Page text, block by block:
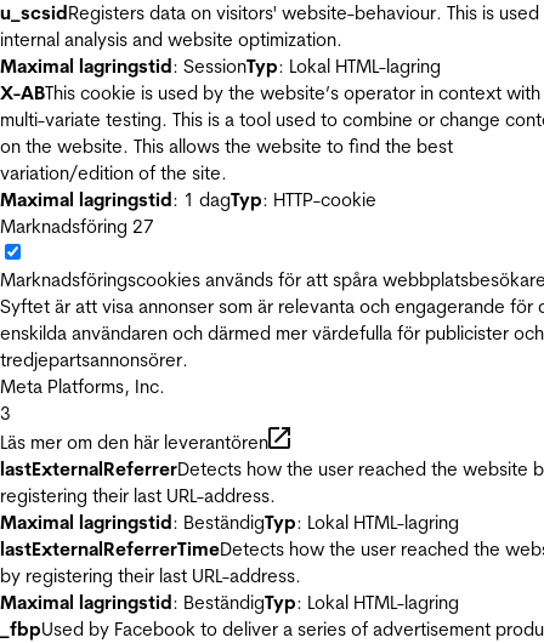
u_scsidRegisters data on visitors' website-behaviour. This is
internal analysis and website optimization.
Maximal lagringstid: SessionTyp: Lokal HTML-lagring
X-ABThis cookie is used by the website’s operator in context with
multi-variate testing. This is a tool used to combine or change
on the website. This allows the website to find the best
variation/edition of the site.
Maximal lagringstid: 1 dagTyp: HTTP-cookie
Marknadsföring 27
Marknadsföringscookies används för att spåra
Syftet är att visa annonser som är relevanta och engagerande för
enskilda användaren och därmed mer värdefulla för publicister och
tredjepartsannonsörer.
Meta Platforms, Inc.
3
Läs mer om den här leverantören
lastExternalReferrerDetects how the user reached the website
registering their last URL-address.
Maximal lagringstid: BeständigTyp: Lokal HTML-lagring
lastExternalReferrerTimeDetects how the user reached the
by registering their last URL-address.
Maximal lagringstid: BeständigTyp: Lokal HTML-lagring
_fbpUsed by Facebook to deliver a series of advertisement